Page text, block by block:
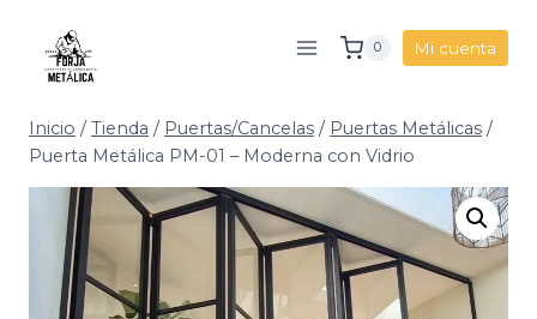
contenido
0 Mi cuenta
Inicio / Tienda / Puertas/Cancelas / Puertas Metálicas /
Puerta Metálica PM-01 – Moderna con Vidrio